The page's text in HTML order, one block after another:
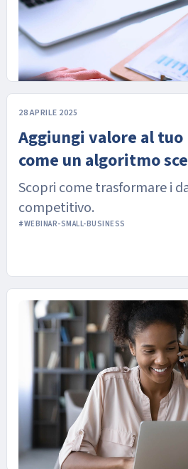
Come ti vedono le
quanto sei
accedere a nuove
Scopri come ti valutano
#WEBINAR-SMALL-BUSINESS
28 APRILE 2025
Aggiungi valore al tuo
come un algoritmo
ideali per te
Scopri come trasformare i
competitivo.
#WEBINAR-SMALL-BUSINESS